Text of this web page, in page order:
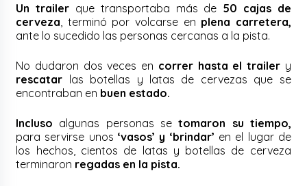
Un trailer que transportaba más de 50 cajas de
cerveza , terminó por volcarse en plena carretera,
ante lo sucedido las personas cercanas a la pista.
No dudaron dos veces en correr hasta el trailer y
rescatar las botellas y latas de cervezas que se
encontraban en buen estado.
Incluso algunas personas se tomaron su tiempo,
para servirse unos ‘vasos’ y ‘brindar’ en el lugar de
los hechos, cientos de latas y botellas de cerveza
terminaron regadas en la pista.